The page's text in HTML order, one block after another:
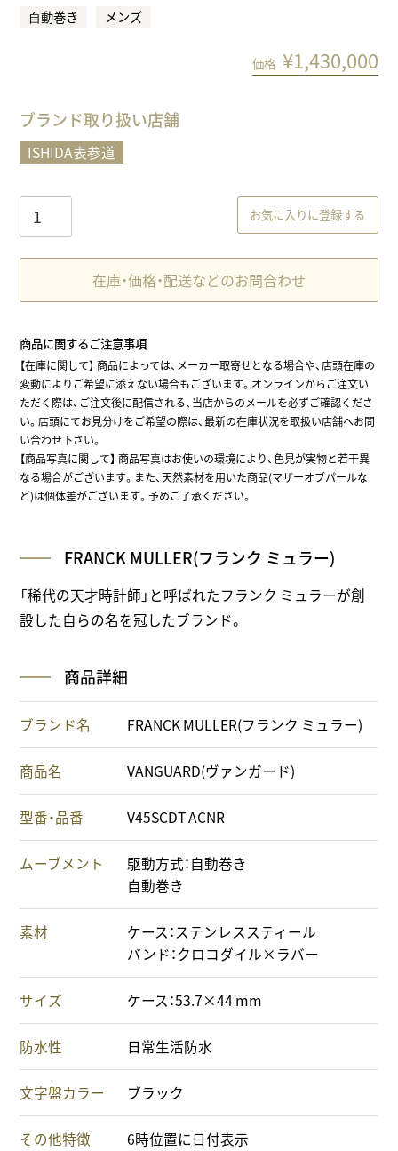
⾃動巻き メンズ
価格 ¥1,430,000
ブランド取り扱い店舗
ISHIDA表参道
お気に入りに登録する
在庫・価格・配送などのお問合わせ
商品に関するご注意事項
【在庫に関して】商品によっては、メーカー取寄せとなる場合や、店頭在庫の
変動によりご希望に添えない場合もございます。オンラインからご注文い
ただく際は、ご注文後に配信される、当店からのメールを必ずご確認くださ
い。店頭にてお見分けをご希望の際は、最新の在庫状況を取扱い店舗へお問
い合わせ下さい。
【商品写真に関して】 商品写真はお使いの環境により、色見が実物と若干異
なる場合がございます。また、天然素材を用いた商品(マザーオブパールな
ど)は個体差がございます。予めご了承ください。
FRANCK MULLER(フランク ミュラー)
「稀代の天才時計師」と呼ばれたフランク ミュラーが創
設した自らの名を冠したブランド。
商品詳細
ブランド名 FRANCK MULLER(フランク ミュラー)
商品名 VANGUARD(ヴァンガード)
型番・品番 V45SCDT ACNR
ムーブメント
駆動方式：自動巻き
自動巻き
素材
ケース：ステンレススティール
バンド：クロコダイル×ラバー
サイズ ケース：53.7×44 mm
防水性 日常生活防水
文字盤カラー ブラック
その他特徴 6時位置に日付表示